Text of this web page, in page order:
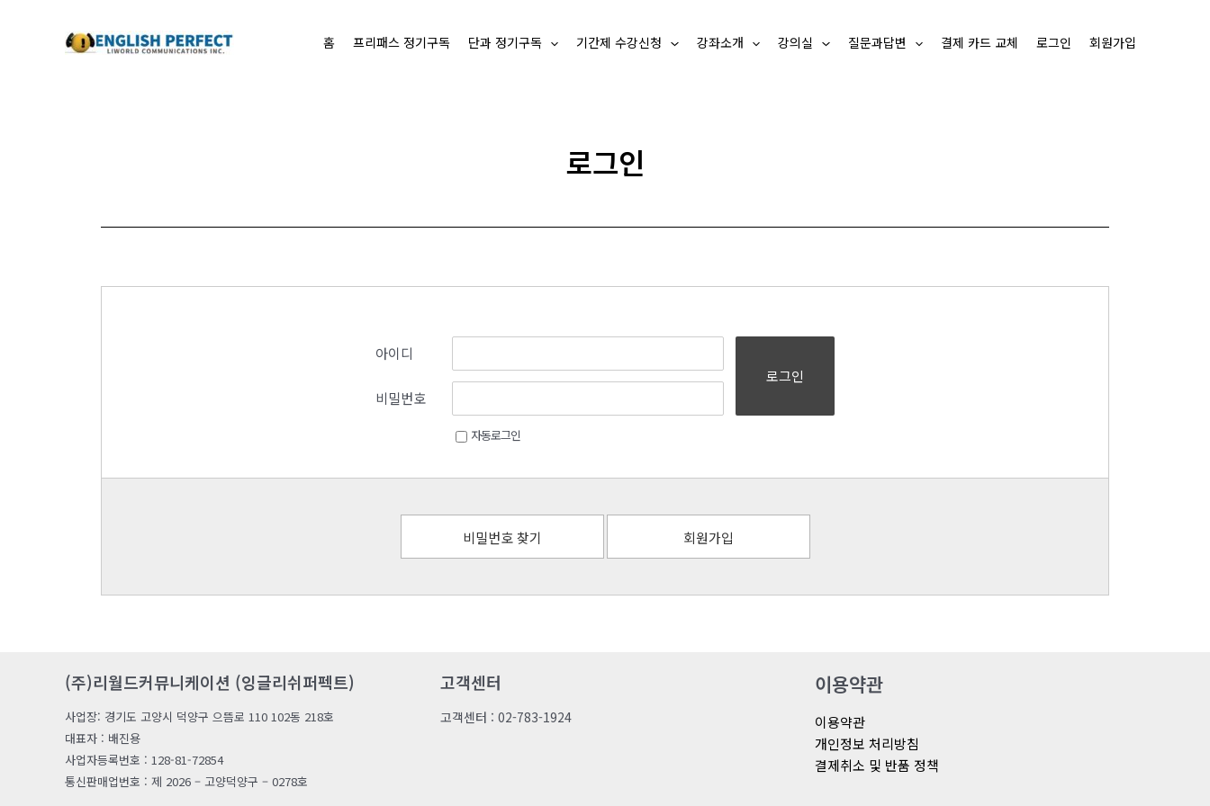
홈 프리패스 정기구독 단과 정기구독 기간제 수강신청 강좌소개 강의실 질문과답변 결제 카드 교체 로그인 회원가입
로그인
아이디
비밀번호
자동로그인
로그인
비밀번호 찾기 회원가입
(주)리월드커뮤니케이션 (잉글리쉬퍼펙트)
사업장: 경기도 고양시 덕양구 으뜸로 110 102동 218호
대표자 : 배진용
사업자등록번호 : 128-81-72854
통신판매업번호 : 제 2026 – 고양덕양구 – 0278호
고객센터
고객센터 : 02-783-1924
이용약관
이용약관
개인정보 처리방침
결제취소 및 반품 정책